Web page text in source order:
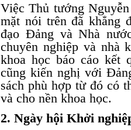
Việc Thủ tướng
mặt nói trên đã khẳng
đạo Đảng và Nhà
chuyên nghiệp và nhà
khoa học báo cáo kết
cũng kiến nghị với
sách phù hợp từ đó có
và cho nền khoa học.
2. Ngày hội Khởi